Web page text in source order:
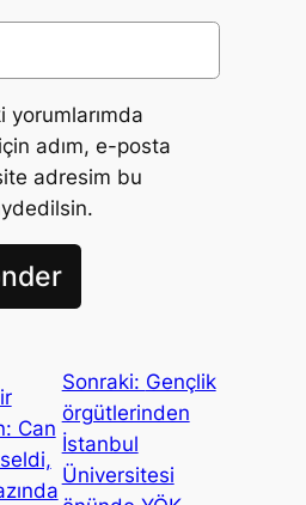
yorumlarımda
adım, e-posta
adresim bu
Can
Sonraki: Gençlik
örgütlerinden
İstanbul
Üniversitesi